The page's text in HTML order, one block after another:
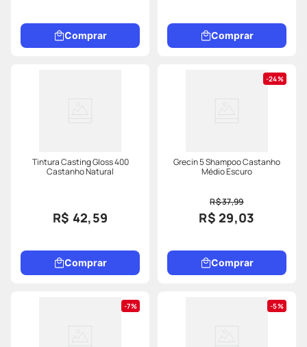
Comprar Comprar
Tintura Casting Gloss 400
Castanho Natural
R$ 42,59
Comprar
24%
Grecin 5 Shampoo Castanho
Médio Escuro
R$ 37,99
R$ 29,03
Comprar
7% 5%